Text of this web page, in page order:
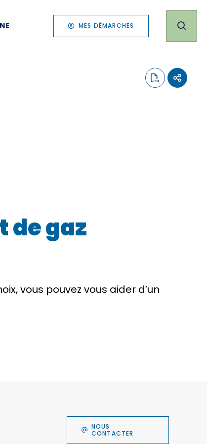
MES DÉMARCHES
de gaz
vous pouvez vous aider d’un
NOUS
CONTACTER